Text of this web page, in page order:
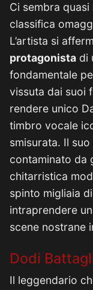
Ci sembra quasi
classifica
L’artista si
protagonista di
fondamentale
vissuta dai suoi
rendere unico
timbro vocale
smisurata. Il
contaminato da
chitarristica
spinto migliaia
intraprendere
scene nostrane
Dodi
Il leggendario